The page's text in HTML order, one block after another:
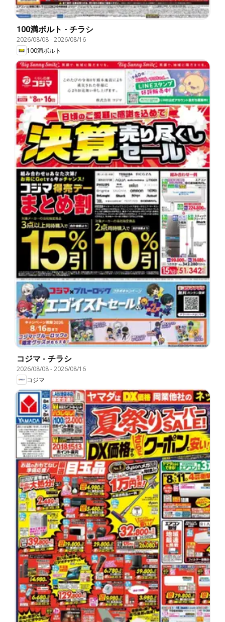
100満ボルト - チラシ
2026/08/08-2026/08/16
100満ボルト
コジマ - チラシ
2026/08/08-2026/08/16
コジマ